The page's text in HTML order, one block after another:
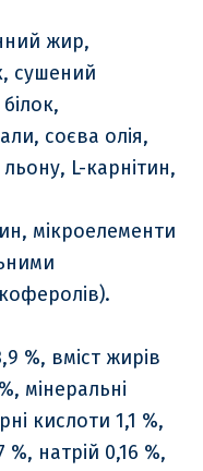
жир,
сушений
соєва олія,
L-карнітин,
мікроелементи
%, вміст жирів
мінеральні
кислоти 1,1 %,
натрій 0,16 %,